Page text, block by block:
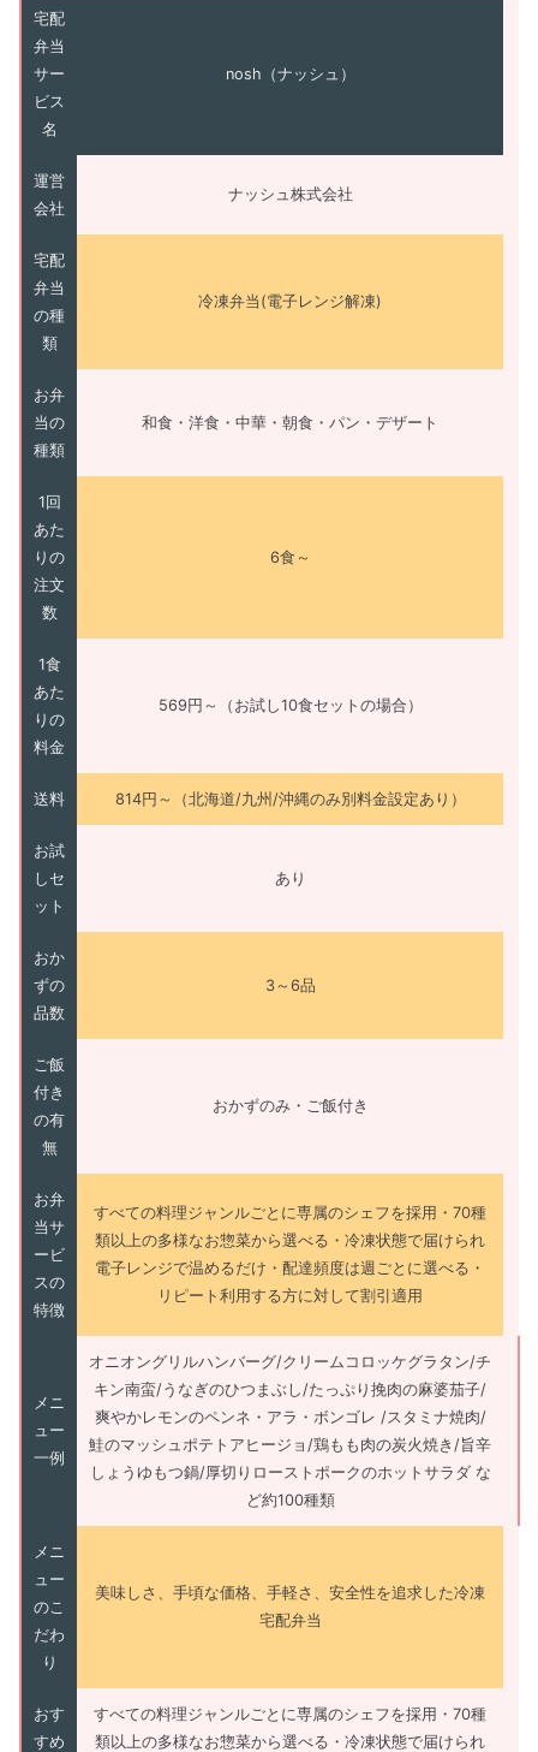
宅配
弁当
サー
ビス
名
nosh（ナッシュ）
運営
会社
ナッシュ株式会社
宅配
弁当
の種
類
冷凍弁当(電子レンジ解凍)
お弁
当の
種類
和食・洋食・中華・朝食・パン・デザート
1回
あた
りの
注文
数
6食～
1食
あた
りの
料金
569円～（お試し10食セットの場合）
送料 814円～（北海道/九州/沖縄のみ別料金設定あり）
お試
しセ
ット
あり
おか
ずの
品数
3～6品
ご飯
付き
の有
無
おかずのみ・ご飯付き
お弁
当サ
ービ
スの
特徴
すべての料理ジャンルごとに専属のシェフを採用・70種
類以上の多様なお惣菜から選べる・冷凍状態で届けられ
電子レンジで温めるだけ・配達頻度は週ごとに選べる・
リピート利用する方に対して割引適用
メニ
ュー
一例
オニオングリルハンバーグ/クリームコロッケグラタン/チ
キン南蛮/うなぎのひつまぶし/たっぷり挽肉の麻婆茄子/
爽やかレモンのペンネ・アラ・ボンゴレ /スタミナ焼肉/
鮭のマッシュポテトアヒージョ/鶏もも肉の炭火焼き/旨辛
しょうゆもつ鍋/厚切りローストポークのホットサラダ な
ど約100種類
メニ
ュー
のこ
だわ
り
美味しさ、手頃な価格、手軽さ、安全性を追求した冷凍
宅配弁当
おす
すめ
すべての料理ジャンルごとに専属のシェフを採用・70種
類以上の多様なお惣菜から選べる・冷凍状態で届けられ